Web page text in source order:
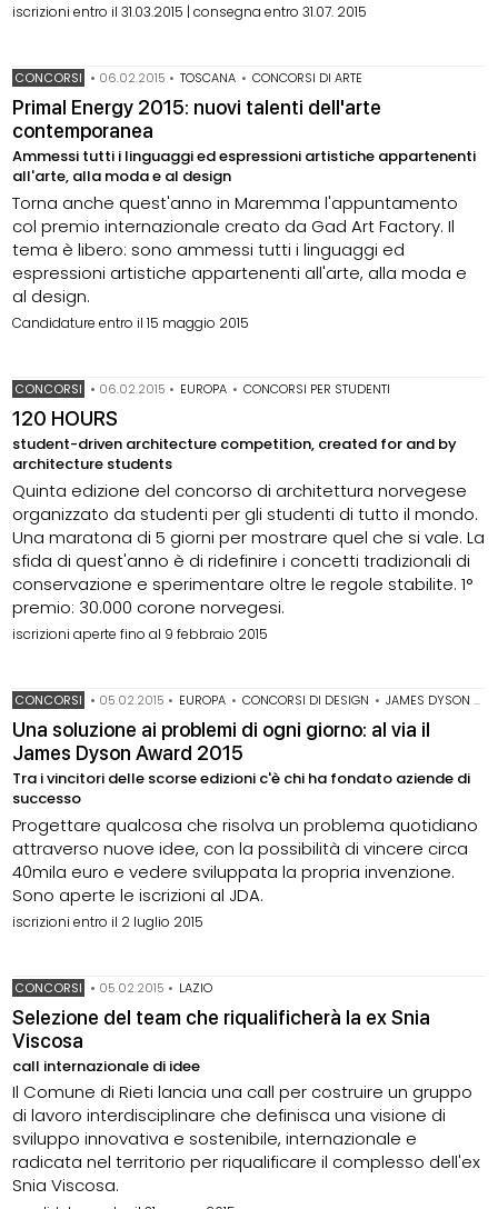
iscrizioni entro il 31.03.2015 | consegna entro 31.07. 2015
CONCORSI • 06.02.2015 • TOSCANA • CONCORSI DI ARTE
Primal Energy 2015: nuovi talenti dell'arte
contemporanea
Ammessi tutti i linguaggi ed espressioni artistiche appartenenti
all'arte, alla moda e al design
Torna anche quest'anno in Maremma l'appuntamento
col premio internazionale creato da Gad Art Factory. Il
tema è libero: sono ammessi tutti i linguaggi ed
espressioni artistiche appartenenti all'arte, alla moda e
al design.
Candidature entro il 15 maggio 2015
CONCORSI • 06.02.2015 • EUROPA • CONCORSI PER STUDENTI
120 HOURS
student-driven architecture competition, created for and by
architecture students
Quinta edizione del concorso di architettura norvegese
organizzato da studenti per gli studenti di tutto il mondo.
Una maratona di 5 giorni per mostrare quel che si vale. La
sfida di quest'anno è di ridefinire i concetti tradizionali di
conservazione e sperimentare oltre le regole stabilite. 1°
premio: 30.000 corone norvegesi.
iscrizioni aperte fino al 9 febbraio 2015
CONCORSI • 05.02.2015 • EUROPA • CONCORSI DI DESIGN • JAMES DYSON AWARD
Una soluzione ai problemi di ogni giorno: al via il
James Dyson Award 2015
Tra i vincitori delle scorse edizioni c'è chi ha fondato aziende di
successo
Progettare qualcosa che risolva un problema quotidiano
attraverso nuove idee, con la possibilità di vincere circa
40mila euro e vedere sviluppata la propria invenzione.
Sono aperte le iscrizioni al JDA.
iscrizioni entro il 2 luglio 2015
CONCORSI • 05.02.2015 • LAZIO
Selezione del team che riqualificherà la ex Snia
Viscosa
call internazionale di idee
Il Comune di Rieti lancia una call per costruire un gruppo
di lavoro interdisciplinare che definisca una visione di
sviluppo innovativa e sostenibile, internazionale e
radicata nel territorio per riqualificare il complesso dell'ex
Snia Viscosa.